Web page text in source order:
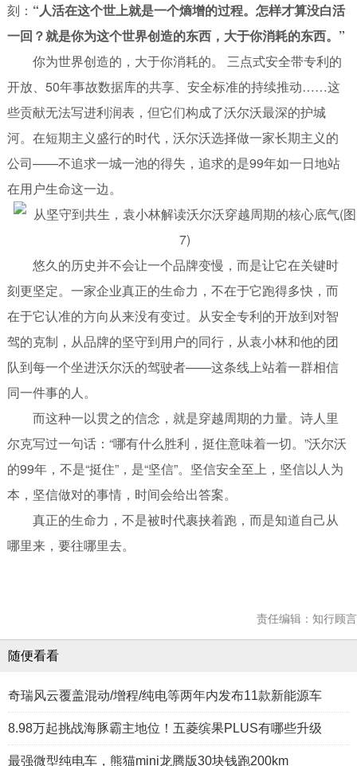
刻： “人活在这个世上就是一个熵增的过程。怎样才算没白活
一回？就是你为这个世界创造的东西，大于你消耗的东西。”
你为世界创造的，大于你消耗的。 三点式安全带专利的
开放、50年事故数据库的共享、安全标准的持续推动……这
些贡献无法写进利润表，但它们构成了沃尔沃最深的护城
河。在短期主义盛行的时代，沃尔沃选择做一家长期主义的
公司——不追求一城一池的得失，追求的是99年如一日地站
在用户生命这一边。
悠久的历史并不会让一个品牌变慢，而是让它在关键时
刻更坚定。一家企业真正的生命力，不在于它跑得多快，而
在于它认准的方向从来没有变过。从安全专利的开放到对智
驾的克制，从品牌的坚守到用户的同行，从袁小林和他的团
队到每一个坐进沃尔沃的驾驶者——这条线上站着一群相信
同一件事的人。
而这种一以贯之的信念，就是穿越周期的力量。诗人里
尔克写过一句话：“哪有什么胜利，挺住意味着一切。”沃尔沃
的99年，不是“挺住”，是“坚信”。坚信安全至上，坚信以人为
本，坚信做对的事情，时间会给出答案。
真正的生命力，不是被时代裹挟着跑，而是知道自己从
哪里来，要往哪里去。
责任编辑：知行顾言
随便看看
奇瑞风云覆盖混动/增程/纯电等两年内发布11款新能源车
8.98万起挑战海豚霸主地位！五菱缤果PLUS有哪些升级
最强微型纯电车，熊猫mini龙腾版30块钱跑200km